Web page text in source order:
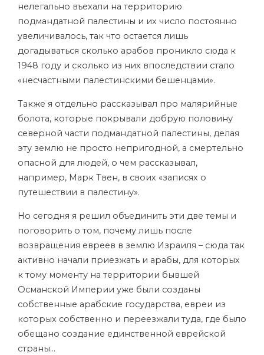
нелегально въехали на территорию
подмандатной палестины и их число постоянно
увеличивалось, так что остается лишь
догадываться сколько арабов проникло сюда к
1948 году и сколько из них впоследствии стало
«несчастными палестинскими бешенцами».
Также я отдельно рассказывал про малярийные
болота, которые покрывали добрую половину
северной части подмандатной палестины, делая
эту землю не просто непригодной, а смертельно
опасной для людей, о чем рассказывал,
например, Марк Твен, в своих «записях о
путешествии в палестину».
Но сегодня я решил объединить эти две темы и
поговорить о том, почему лишь после
возвращения евреев в землю Израиля – сюда так
активно начали приезжать и арабы, для которых
к тому моменту на территории бывшей
Османской Империи уже были созданы
собственные арабские государства, евреи из
которых собственно и переезжали туда, где было
обещано создание единственной еврейской
страны…